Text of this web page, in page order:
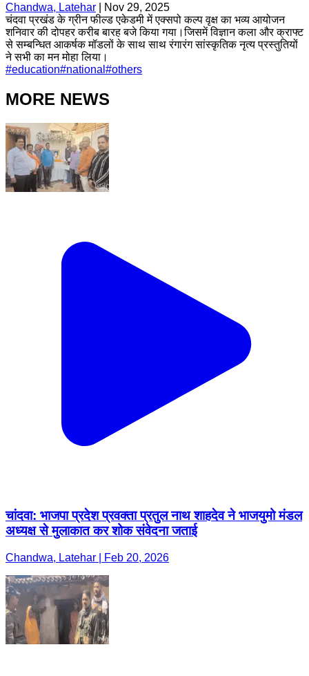
Chandwa, Latehar
Nov 29, 2025
चंदवा प्रखंड के ग्रीन फील्ड एकेडमी में एक्सपो कल्प वृक्ष का भव्य आयोजन
शनिवार की दोपहर करीब बारह बजे किया गया।जिसमें विज्ञान कला और क्राफ्ट
से सम्बन्धित आकर्षक मॉडलों के साथ साथ रंगारंग सांस्कृतिक नृत्य प्रस्तुतियों
ने सभी का मन मोहा लिया।
#education#national #others
MORE NEWS
चांदवा: भाजपा प्रदेश प्रवक्ता प्रतुल नाथ शाहदेव ने भाजयुमो मंडल
अध्यक्ष से मुलाकात कर शोक संवेदना जताई
Chandwa, Latehar | Feb 20, 2026